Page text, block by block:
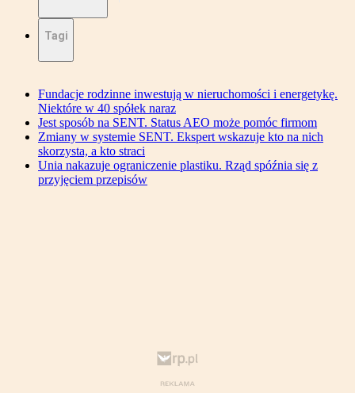
Tagi
Fundacje rodzinne inwestują w nieruchomości i energetykę.
Niektóre w 40 spółek naraz
Jest sposób na SENT. Status AEO może pomóc firmom
Zmiany w systemie SENT. Ekspert wskazuje kto na nich
skorzysta, a kto straci
Unia nakazuje ograniczenie plastiku. Rząd spóźnia się z
przyjęciem przepisów